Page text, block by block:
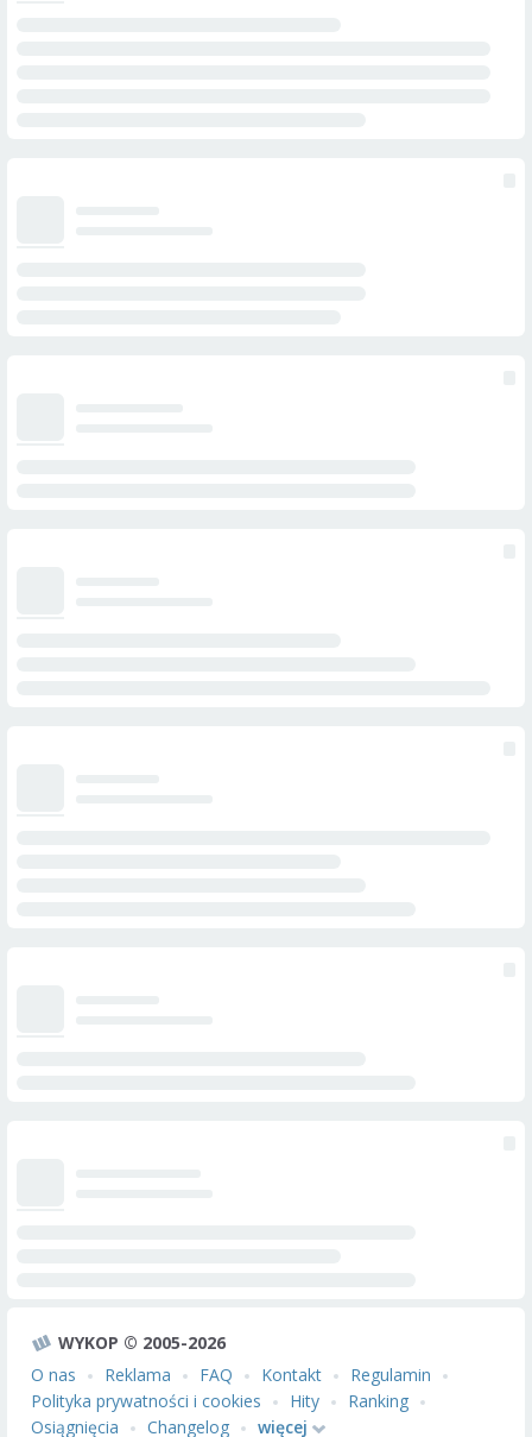
WYKOP © 2005-2026
O nas
Reklama FAQ Kontakt
Regulamin
Polityka prywatności i cookies
Hity
Ranking
Osiągnięcia
Changelog więcej